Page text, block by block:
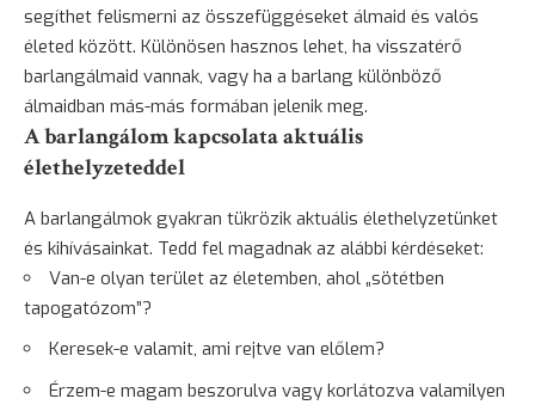
segíthet felismerni az összefüggéseket álmaid és valós
életed között. Különösen hasznos lehet, ha visszatérő
barlangálmaid vannak, vagy ha a barlang különböző
álmaidban más-más formában jelenik meg.
A barlangálom kapcsolata aktuális
élethelyzeteddel
A barlangálmok gyakran tükrözik aktuális élethelyzetünket
és kihívásainkat. Tedd fel magadnak az alábbi kérdéseket:
Van-e olyan terület az életemben, ahol „sötétben
tapogatózom”?
Keresek-e valamit, ami rejtve van előlem?
Érzem-e magam beszorulva vagy korlátozva valamilyen